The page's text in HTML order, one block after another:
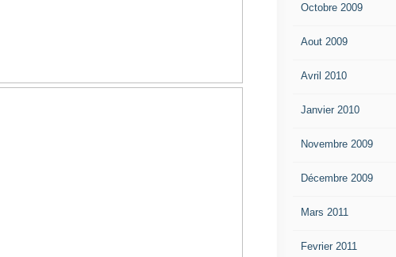
Octobre 2009
Aout 2009
Avril 2010
Janvier 2010
Novembre 2009
Décembre 2009
Mars 2011
Fevrier 2011